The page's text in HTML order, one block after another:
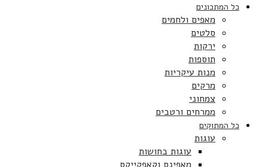
כל המתכונים
מאפים ולחמים
סלטים
ירקות
תוספות
מנות עיקריות
מרקים
צמחוני
ממרחים ורטבים
כל המתוקים
עוגות
עוגות בחושות